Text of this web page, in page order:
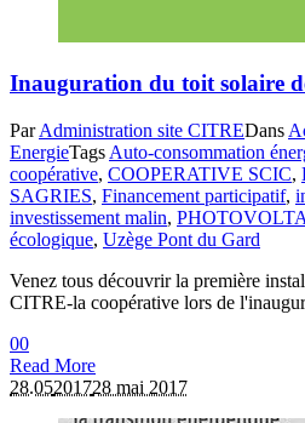
Inauguration du toit solaire
ParAdministration site CITREDans
EnergieTags Auto-consommation
coopérative, COOPERATIVE SCIC,
SAGRIES, Financement participatif,
investissement malin,
écologique, Uzège Pont du Gard
Venez tous découvrir la première
CITRE-la coopérative lors de
00
Read More
28.05201728 mai 2017